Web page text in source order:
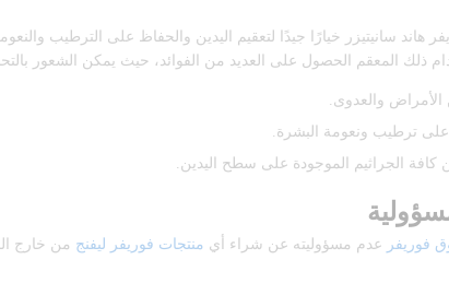
هاند سانيتيزر خيارًا جيدًا لتعقيم اليدين والحفاظ على الترطيب
ذلك المعقم الحصول على العديد من الفوائد، حيث يمكن الشعور
الأمراض والعدوى.
على ترطيب ونعومة البشرة.
كافة الجراثيم الموجودة على سطح اليدين.
فوريفر عدم مسؤوليته عن شراء أي منتجات فوريفر ليفنج من خارج